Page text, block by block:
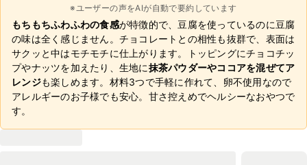
※ユーザーの声をAIが自動で要約しています
もちもちふわふわの食感が特徴的で、豆腐を使っているのに豆腐
の味は全く感じません。チョコレートとの相性も抜群で、表面は
サクッと中はモチモチに仕上がります。トッピングにチョコチッ
プやナッツを加えたり、生地に抹茶パウダーやココアを混ぜてア
レンジも楽しめます。材料3つで手軽に作れて、卵不使用なので
アレルギーのお子様でも安心。甘さ控えめでヘルシーなおやつで
す。